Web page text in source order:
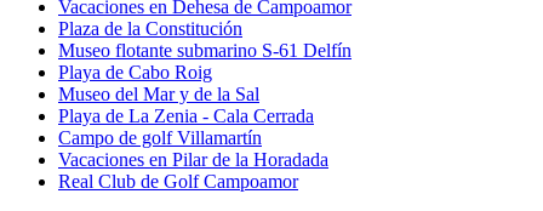
Vacaciones en Dehesa de Campoamor
Plaza de la Constitución
Museo flotante submarino S-61 Delfín
Playa de Cabo Roig
Museo del Mar y de la Sal
Playa de La Zenia - Cala Cerrada
Campo de golf Villamartín
Vacaciones en Pilar de la Horadada
Real Club de Golf Campoamor